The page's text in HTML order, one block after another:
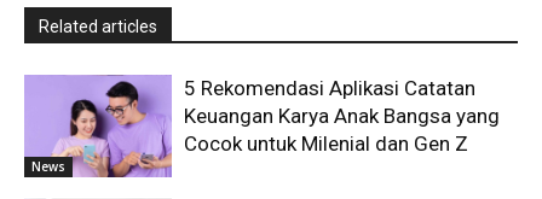
Related articles
News
5 Rekomendasi Aplikasi Catatan
Keuangan Karya Anak Bangsa yang
Cocok untuk Milenial dan Gen Z